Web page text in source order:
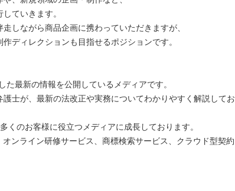
ていきます。
しながら商品企画に携わっていただきますが、
ディレクションも目指せるポジションです。
た最新の情報を公開しているメディアです。
士が、最新の法改正や実務についてわかりやすく解説してお
くのお客様に役立つメディアに成長しております。
ンライン研修サービス、商標検索サービス、クラウド型契約